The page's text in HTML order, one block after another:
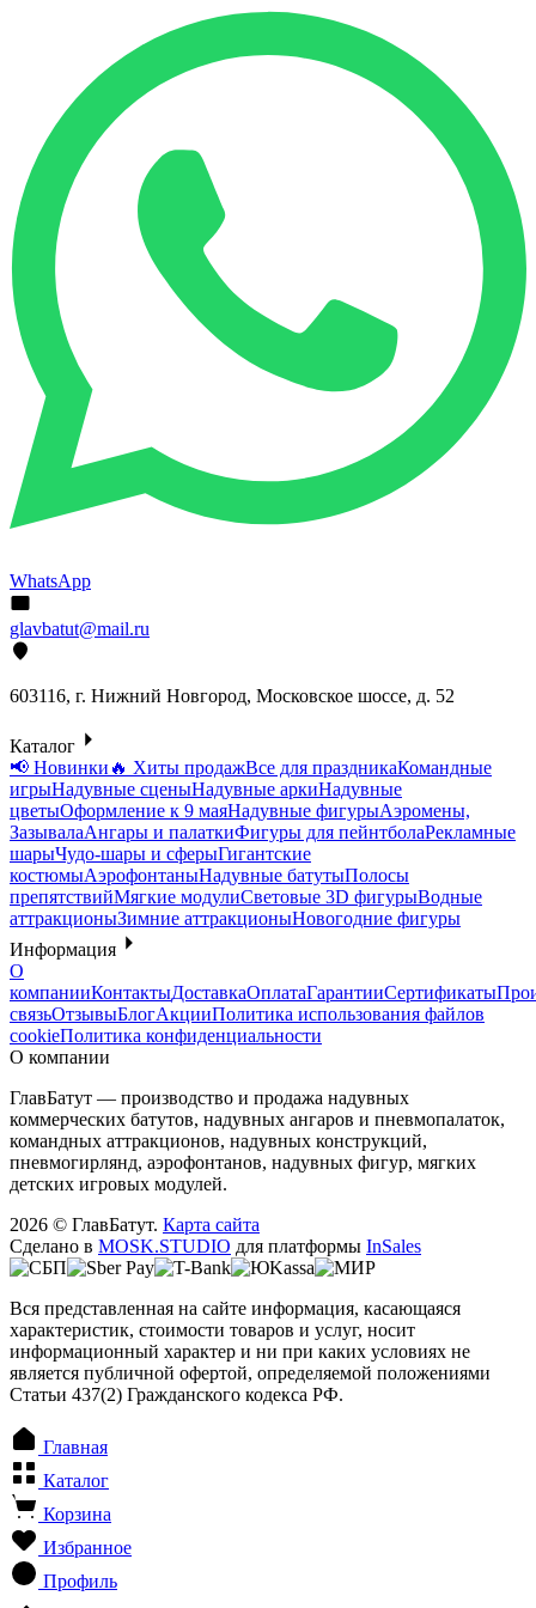
WhatsApp
glavbatut@mail.ru
603116, г. Нижний Новгород, Московское шоссе, д. 52
Каталог
📢 Новинки 🔥 Хиты продажВсе для праздникаКомандные
игрыНадувные сценыНадувные аркиНадувные
цветыОформление к 9 маяНадувные фигурыАэромены,
ЗазывалаАнгары и палаткиФигуры для пейнтболаРекламные
шарыЧудо-шары и сферыГигантские
костюмыАэрофонтаныНадувные батутыПолосы
препятствийМягкие модулиСветовые 3D фигурыВодные
аттракционыЗимние аттракционыНовогодние фигуры
Информация
О
компанииКонтактыДоставкаОплатаГарантииСертификаты
связьОтзывыБлогАкцииПолитика использования файлов
cookieПолитика конфиденциальности
О компании
ГлавБатут — производство и продажа надувных
коммерческих батутов, надувных ангаров и пневмопалаток,
командных аттракционов, надувных конструкций,
пневмогирлянд, аэрофонтанов, надувных фигур, мягких
детских игровых модулей.
2026 © ГлавБатут. Карта сайта
Сделано в MOSK.STUDIO для платформы InSales
Вся представленная на сайте информация, касающаяся
характеристик, стоимости товаров и услуг, носит
информационный характер и ни при каких условиях не
является публичной офертой, определяемой положениями
Статьи 437(2) Гражданского кодекса РФ.
Главная
Каталог
Корзина
Избранное
Профиль